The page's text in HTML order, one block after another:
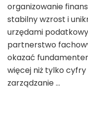
organizowanie
stabilny wzrost i
urzędami
partnerstwo
okazać
więcej niż tylko
zarządzanie …